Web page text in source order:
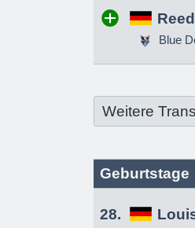
Blue
Weitere
Geburtstage
28.